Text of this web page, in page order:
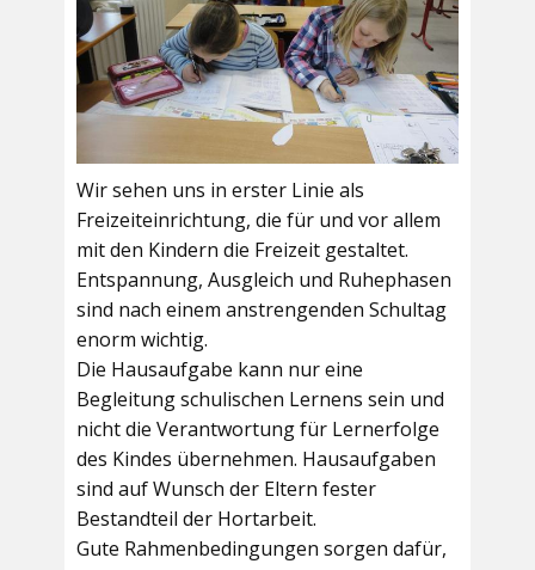
Wir sehen uns in erster Linie als
Freizeiteinrichtung, die für und vor allem
mit den Kindern die Freizeit gestaltet.
Entspannung, Ausgleich und Ruhephasen
sind nach einem anstrengenden Schultag
enorm wichtig.
Die Hausaufgabe kann nur eine
Begleitung schulischen Lernens sein und
nicht die Verantwortung für Lernerfolge
des Kindes übernehmen. Hausaufgaben
sind auf Wunsch der Eltern fester
Bestandteil der Hortarbeit.
Gute Rahmenbedingungen sorgen dafür,